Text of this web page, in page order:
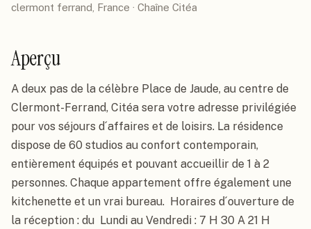
clermont ferrand, France · Chaîne Citéa
Aperçu
A deux pas de la célèbre Place de Jaude, au centre de
Clermont-Ferrand, Citéa sera votre adresse privilégiée
pour vos séjours d´affaires et de loisirs. La résidence
dispose de 60 studios au confort contemporain,
entièrement équipés et pouvant accueillir de 1 à 2
personnes. Chaque appartement offre également une
kitchenette et un vrai bureau.  Horaires d´ouverture de
la réception : du  Lundi au Vendredi : 7 H 30 A 21 H